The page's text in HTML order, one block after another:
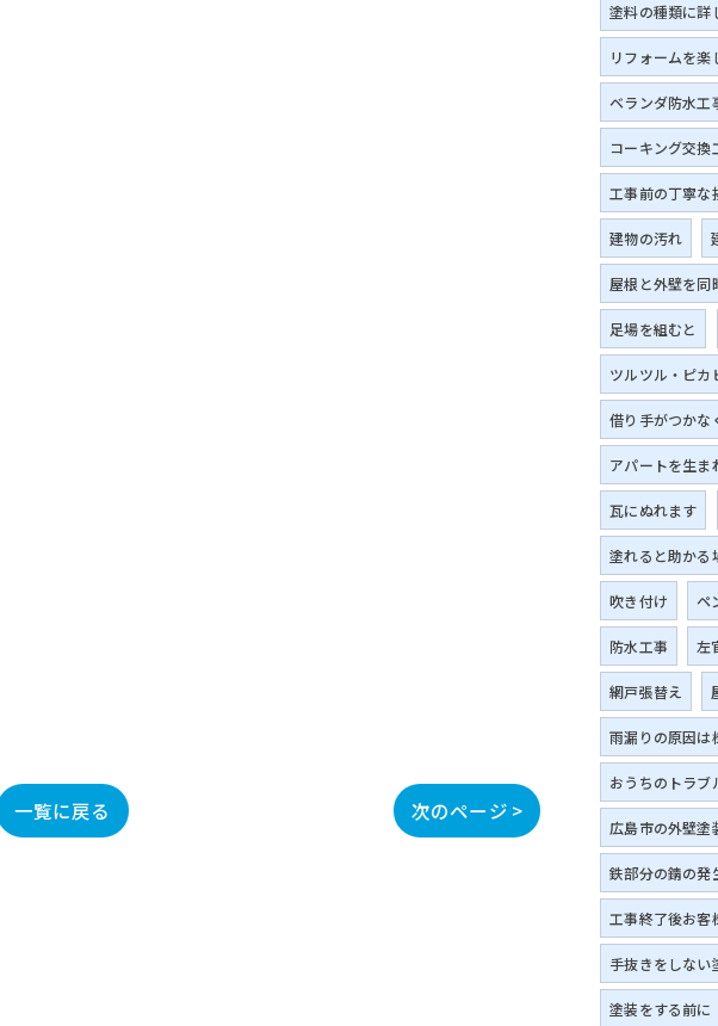
一覧に戻る 次のページ >
塗料の種類に詳
リフォームを楽
ベランダ防水工
コーキング交換
工事前の丁寧
建物の汚れ
屋根と外壁を
足場を組むと
ツルツル・ピカ
借り手がつかな
アパートを生ま
瓦にぬれます
塗れると助かる
吹き付け ペ
防水工事 左
網戸張替え
雨漏りの原因は
おうちのトラブ
広島市の外壁塗
鉄部分の錆の発
工事終了後お客
手抜きをしな
塗装をする前に